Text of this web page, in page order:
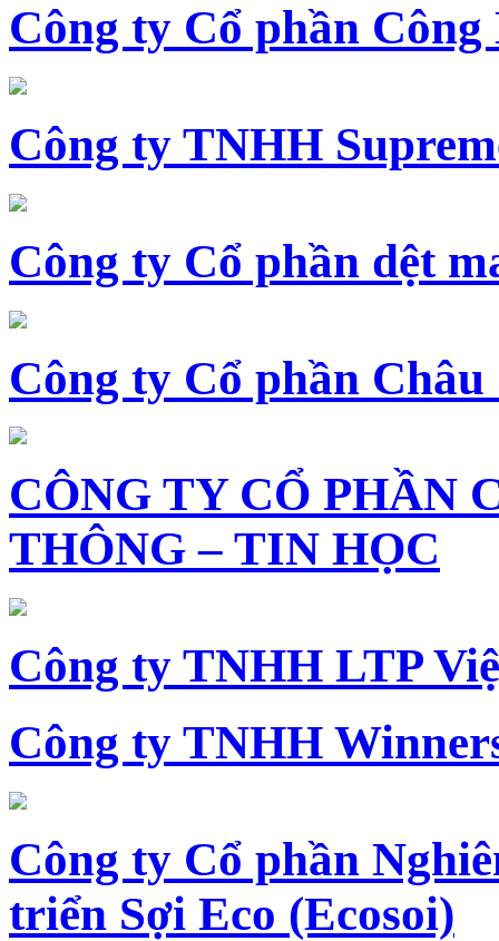
Công ty Cổ phần Công
Công ty TNHH
Công ty Cổ phần dệt
Công ty Cổ phần Châu
CÔNG TY CỔ PHẦN
THÔNG – TIN HỌC
Công ty TNHH LTP
Công ty TNHH
Công ty Cổ phần
triển Sợi Eco (Ecosoi)